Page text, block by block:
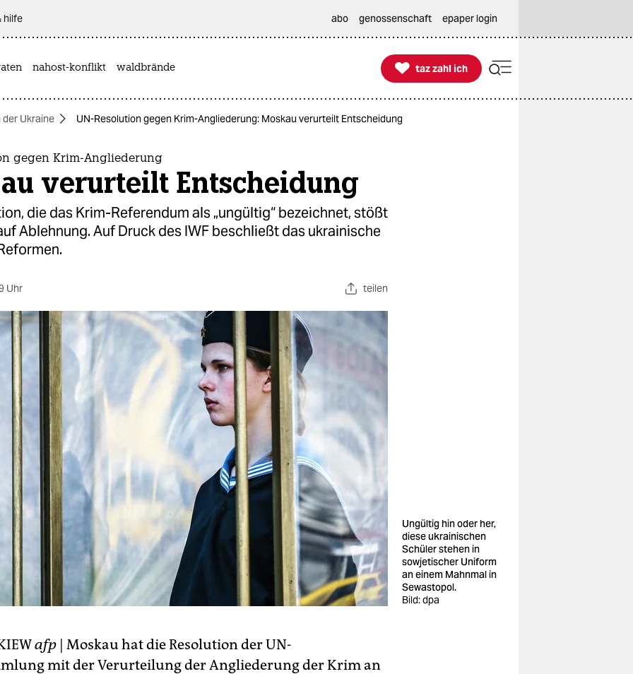
hilfe abo genossenschaft epaper login
nahost-konflikt waldbrände 
taz zahl ich
taz zahl ich
der Ukraine UN-Resolution gegen Krim-Angliederung: Moskau verurteilt Entscheidung
gegen Krim-Angliederung
verurteilt Entscheidung
die das Krim-Referendum als „ungültig“ bezeichnet, stößt
Ablehnung. Auf Druck des IWF beschließt das ukrainische
Uhr teilen
Ungültig hin oder her,
diese ukrainischen
Schüler stehen in
sowjetischer Uniform
an einem Mahnmal in
Sewastopol.
Bild: dpa
afp | Moskau hat die Resolution der UN-
mit der Verurteilung der Angliederung der Krim an